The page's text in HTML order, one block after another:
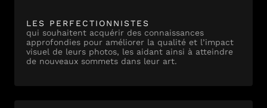
LES PERFECTIONNISTES
qui souhaitent acquérir des connaissances
approfondies pour améliorer la qualité et l’impact
visuel de leurs photos, les aidant ainsi à atteindre
de nouveaux sommets dans leur art.